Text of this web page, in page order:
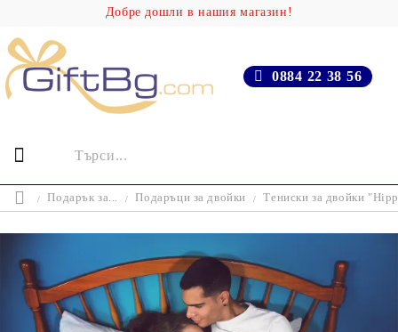
Добре дошли в нашия магазин!
0884 22 38 56
Подарък за... Подаръци за двойки Тениски за двойки